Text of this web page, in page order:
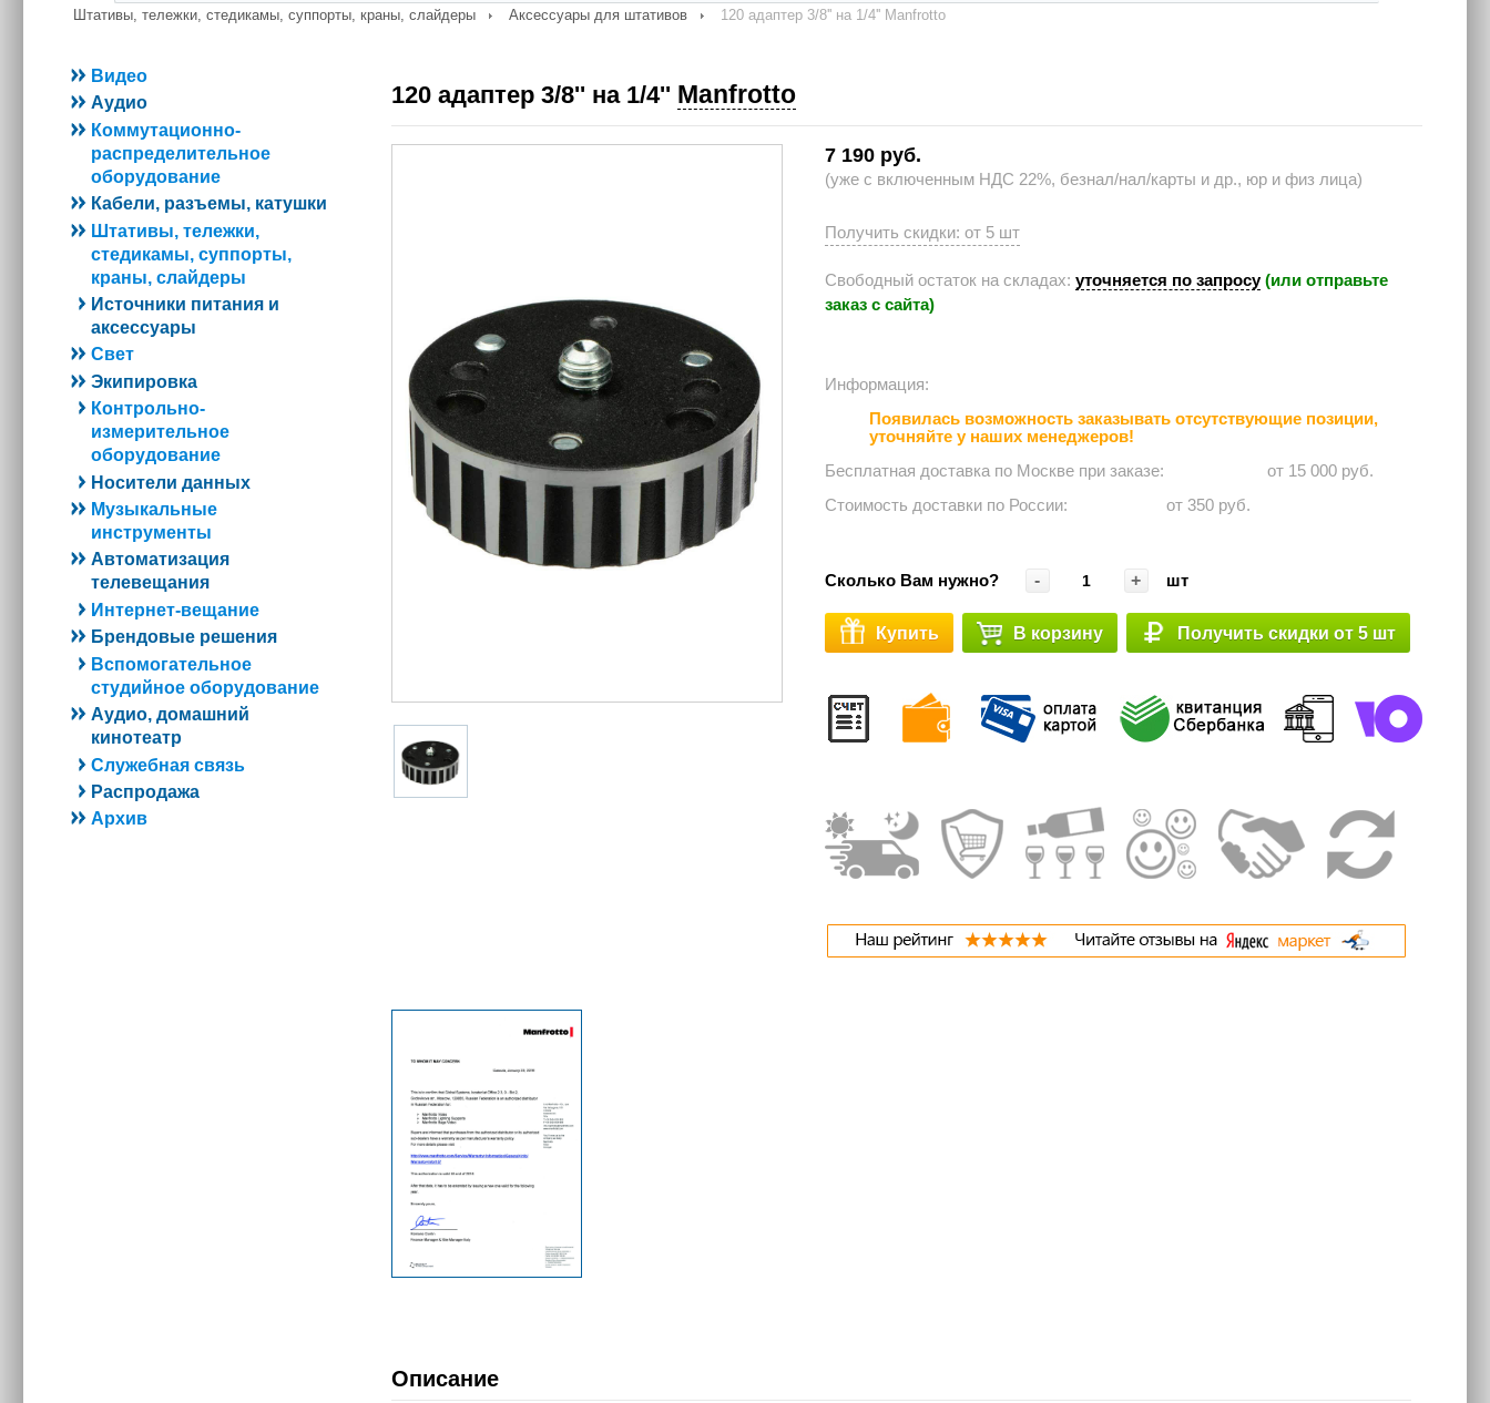
Штативы, тележки, стедикамы, суппорты, краны, слайдеры Аксессуары для штативов 120 адаптер 3/8'' на 1/4'' Manfrotto
Видео
Аудио
Коммутационно-
распределительное
оборудование
Кабели, разъемы, катушки
Штативы, тележки,
стедикамы, суппорты,
краны, слайдеры
Источники питания и
аксессуары
Свет
Экипировка
Контрольно-
измерительное
оборудование
Носители данных
Музыкальные
инструменты
Автоматизация
телевещания
Интернет-вещание
Брендовые решения
Вспомогательное
студийное оборудование
Аудио, домашний
кинотеатр
Служебная связь
Распродажа
Архив
120 адаптер 3/8'' на 1/4'' Manfrotto
7 190 руб.
(уже с включенным НДС 22%, безнал/нал/карты и др., юр и физ лица)
Получить скидки: от 5 шт
Свободный остаток на складах: уточняется по запросу(или отправьте
заказ с сайта)
Информация:⠀⠀⠀⠀
Появилась возможность заказывать отсутствующие позиции,
уточняйте у наших менеджеров!
Бесплатная доставка по Москве при заказе: ⠀⠀⠀⠀
от 15 000 руб.
Стоимость доставки по России:⠀⠀⠀⠀
от 350 руб.
Сколько Вам нужно? - + шт
Купить В корзину Получить скидки от 5 шт
Описание